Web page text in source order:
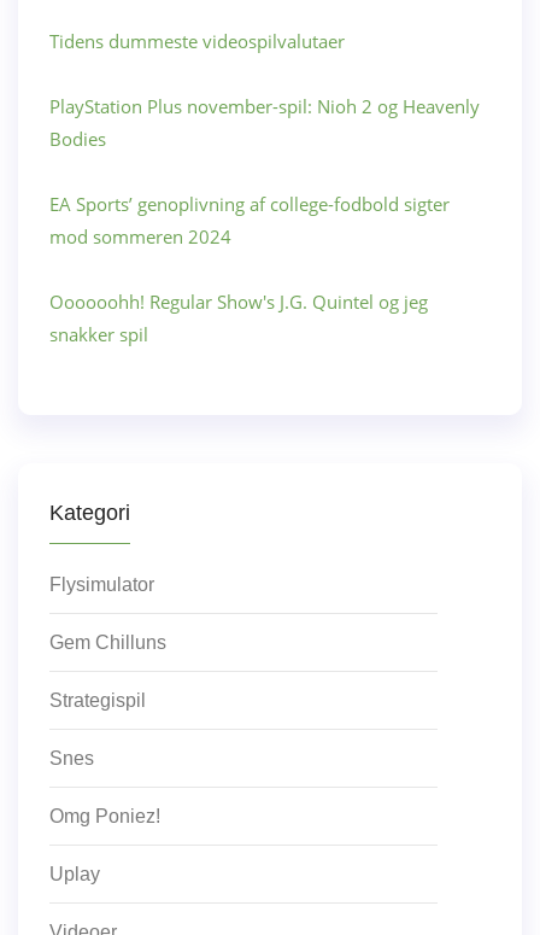
Tidens dummeste videospilvalutaer
PlayStation Plus november-spil: Nioh 2 og Heavenly
Bodies
EA Sports’ genoplivning af college-fodbold sigter
mod sommeren 2024
Oooooohh! Regular Show's J.G. Quintel og jeg
snakker spil
Kategori
Flysimulator
Gem Chilluns
Strategispil
Snes
Omg Poniez!
Uplay